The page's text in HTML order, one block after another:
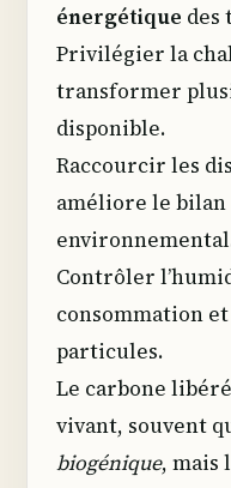
énergétique
Privilégier la
transformer
disponible.
Raccourcir les
améliore le
Contrôler
consommation
particules.
Le carbone
vivant, souvent
biogénique, mais